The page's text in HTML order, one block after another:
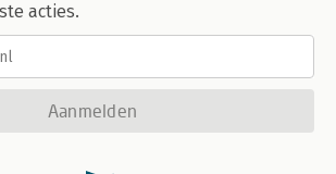
acties.
Aanmelden